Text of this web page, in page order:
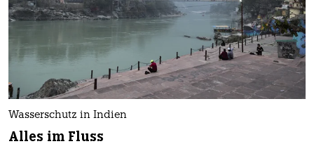
Wasserschutz in Indien
Alles im Fluss